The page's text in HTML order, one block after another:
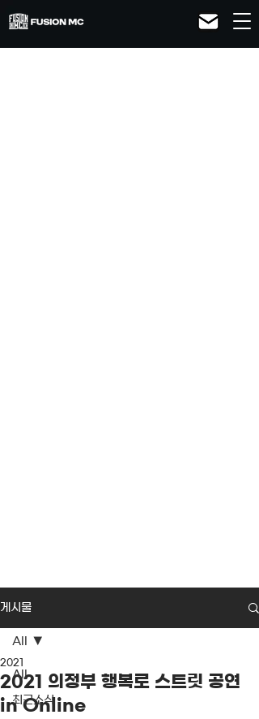
게시물
All
최근소식
All
2021 의정부 행복로 스트릿 공연
in Online
2021